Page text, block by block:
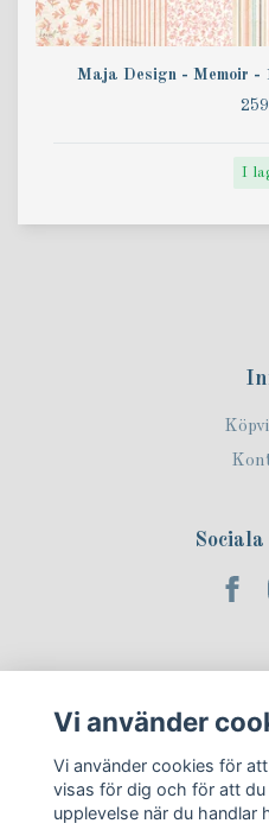
Maja Design - Memoir -
I
Vi använder
Vi använder cookies för
visas för dig och för att
upplevelse när du handlar